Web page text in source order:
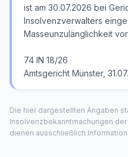
ist am 30.07.2026 bei
Insolvenzverwalters
Masseunzulänglichkeit
74 IN 18/26
Amtsgericht Münster,
Die hier dargestellten Angaben
Insolvenzbekanntmachungen
dienen ausschließlich